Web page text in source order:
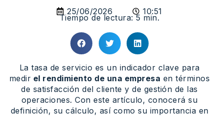
25/06/2026 10:51
Tiempo de lectura: 5 min.
La tasa de servicio es un indicador clave para
medir el rendimiento de una empresa en términos
de satisfacción del cliente y de gestión de las
operaciones. Con este artículo, conocerá su
definición, su cálculo, así como su importancia en